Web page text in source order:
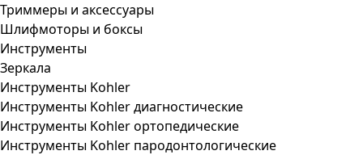
Триммеры и аксессуары
Шлифмоторы и боксы
Инструменты
Зеркала
Инструменты Kohler
Инструменты Kohler диагностические
Инструменты Kohler ортопедические
Инструменты Kohler пародонтологические